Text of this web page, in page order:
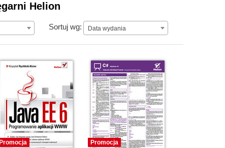
Helion
Sortuj wg: Data wydania
Data wydania
Promocja Promocja